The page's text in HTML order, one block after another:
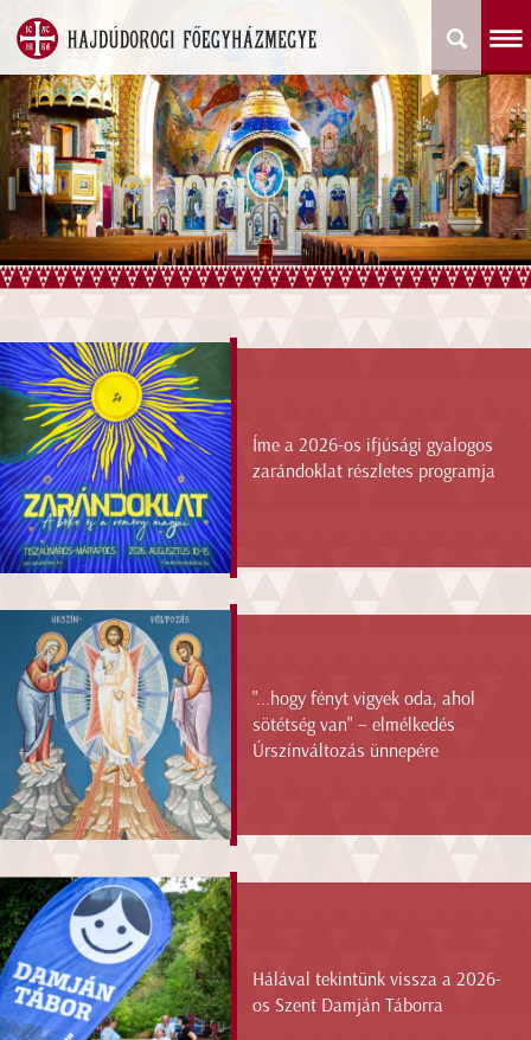
Íme a 2026-os ifjúsági gyalogos
zarándoklat részletes programja
"...hogy fényt vigyek oda, ahol
sötétség van" – elmélkedés
Úrszínváltozás ünnepére
Hálával tekintünk vissza a 2026-
os Szent Damján Táborra